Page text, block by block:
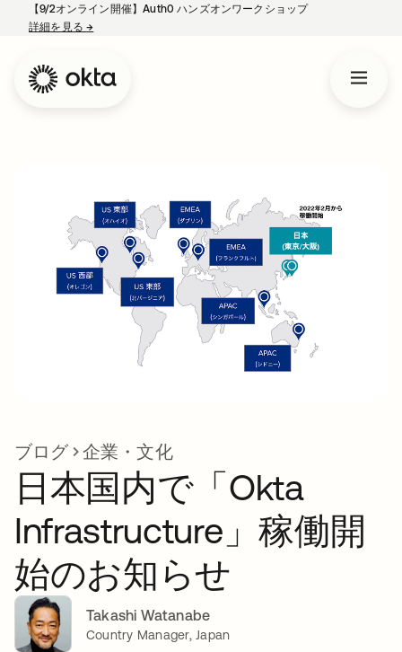
【9/2オンライン開催】Auth0 ハンズオンワークショップ
詳細を見る→
ブログ 企業・文化
日本国内で「Okta
Infrastructure」稼働開
始のお知らせ
Takashi Watanabe
Country Manager, Japan